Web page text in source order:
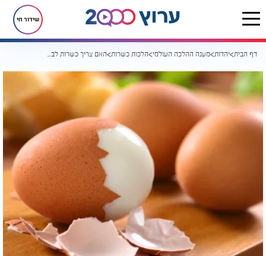
שידור חי
דף הבית יהדות מענה ההלכה העולמי הלכות כשרות האם צריך כשרות לביצים?